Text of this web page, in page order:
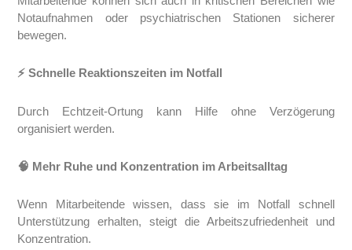
Notaufnahmen oder psychiatrischen Stationen sicherer
bewegen.
⚡ Schnelle Reaktionszeiten im Notfall
Durch Echtzeit-Ortung kann Hilfe ohne Verzögerung
organisiert werden.
🧠 Mehr Ruhe und Konzentration im Arbeitsalltag
Wenn Mitarbeitende wissen, dass sie im Notfall schnell
Unterstützung erhalten, steigt die Arbeitszufriedenheit und
Konzentration.